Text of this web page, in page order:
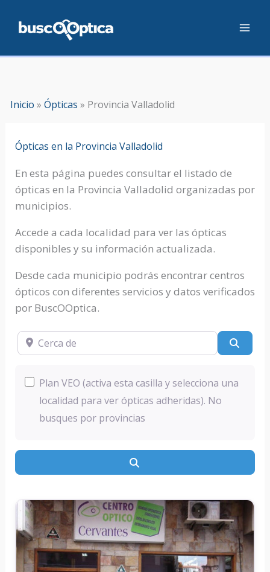
Inicio »Ópticas » Provincia Valladolid
Ópticas en la Provincia Valladolid
En esta página puedes consultar el listado de
ópticas en la Provincia Valladolid organizadas por
municipios.
Accede a cada localidad para ver las ópticas
disponibles y su información actualizada.
Desde cada municipio podrás encontrar centros
ópticos con diferentes servicios y datos verificados
por BuscOOptica.
Cerca de
Plan VEO (activa esta casilla y selecciona una
localidad para ver ópticas adheridas). No
busques por provincias